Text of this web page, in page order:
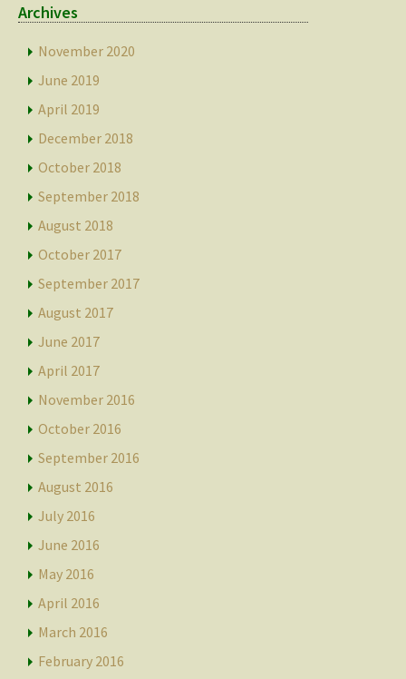
Archives
November 2020
June 2019
April 2019
December 2018
October 2018
September 2018
August 2018
October 2017
September 2017
August 2017
June 2017
April 2017
November 2016
October 2016
September 2016
August 2016
July 2016
June 2016
May 2016
April 2016
March 2016
February 2016